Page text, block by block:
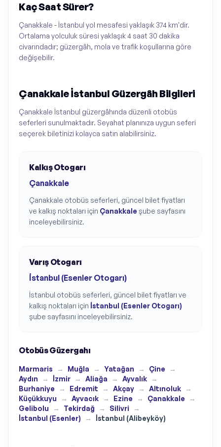
Kaç Saat Sürer?
Çanakkale - İstanbul yol mesafesi yaklaşık 374 km'dir.
Ortalama yolculuk süresi yaklaşık 4 saat 30 dakika
civarındadır; güzergâh, mola ve trafik koşullarına göre
değişebilir.
Çanakkale İstanbul Güzergâh Bilgileri
Çanakkale İstanbul güzergâhında düzenli otobüs
seferleri sunulmaktadır. Seyahat planınıza uygun seferi
seçerek biletinizi kolayca satın alabilirsiniz.
Kalkış Otogarı
Çanakkale
Çanakkale otobüs seferleri, güncel bilet fiyatları
ve kalkış noktaları için Çanakkale şube sayfasını
inceleyebilirsiniz.
Varış Otogarı
İstanbul (Esenler Otogarı)
İstanbul otobüs seferleri, güncel bilet fiyatları ve
kalkış noktaları için İstanbul (Esenler Otogarı)
şube sayfasını inceleyebilirsiniz.
Otobüs Güzergahı
Marmaris → Muğla → Yatağan → Çine
→
Aydın
→ İzmir → Aliağa → Ayvalık
→
Burhaniye
→ Edremit → Akçay → Altınoluk
→
Küçükkuyu
→ Ayvacık → Ezine → Çanakkale
→
Gelibolu
→ Tekirdağ → Silivri
→
İstanbul (Esenler)
→ İstanbul (Alibeyköy)